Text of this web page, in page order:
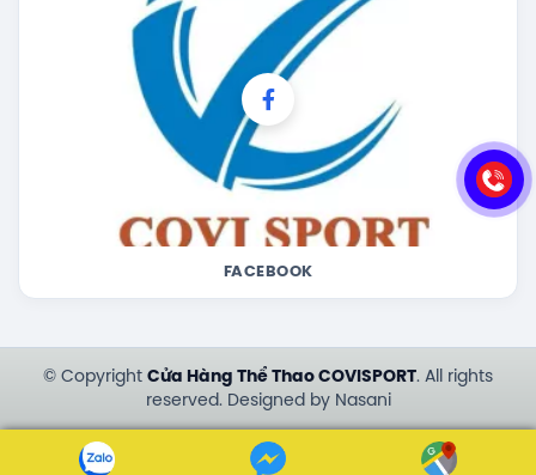
FACEBOOK
© Copyright Cửa Hàng Thể Thao COVISPORT. All rights
reserved. Designed by Nasani